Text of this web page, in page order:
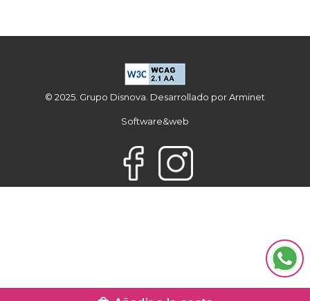
© 2025. Grupo Disnova. Desarrollado porArminet
Software&web